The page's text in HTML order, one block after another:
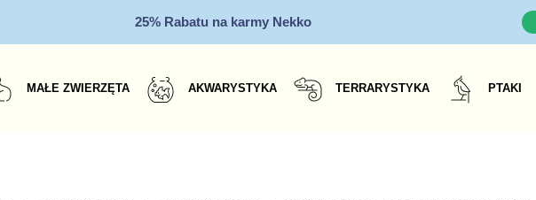
25% Rabatu na karmy Nekko
MAŁE ZWIERZĘTA AKWARYSTYKA TERRARYSTYKA PTAKI